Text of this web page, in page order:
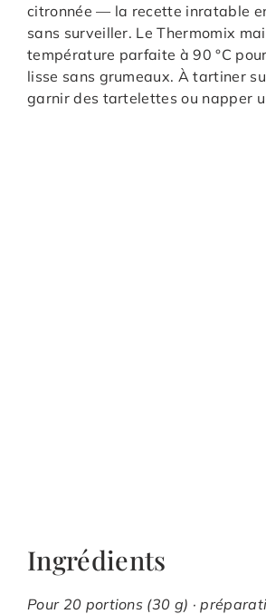
citronnée — la recette inratable
sans surveiller. Le Thermomix
température parfaite à 90 °C
lisse sans grumeaux. À tartiner
garnir des tartelettes ou napper
Ingrédients
Pour 20 portions (30 g) ·